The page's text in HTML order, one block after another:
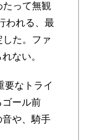
って無観
われる、最
した。ファ
ない。
要なトライ
ゴール前
や、騎手